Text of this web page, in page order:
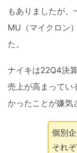
もありましたが、
MU（マイクロン
た。
ナイキは22Q4決
売上が高まってい
かったことが嫌気
個別
それ